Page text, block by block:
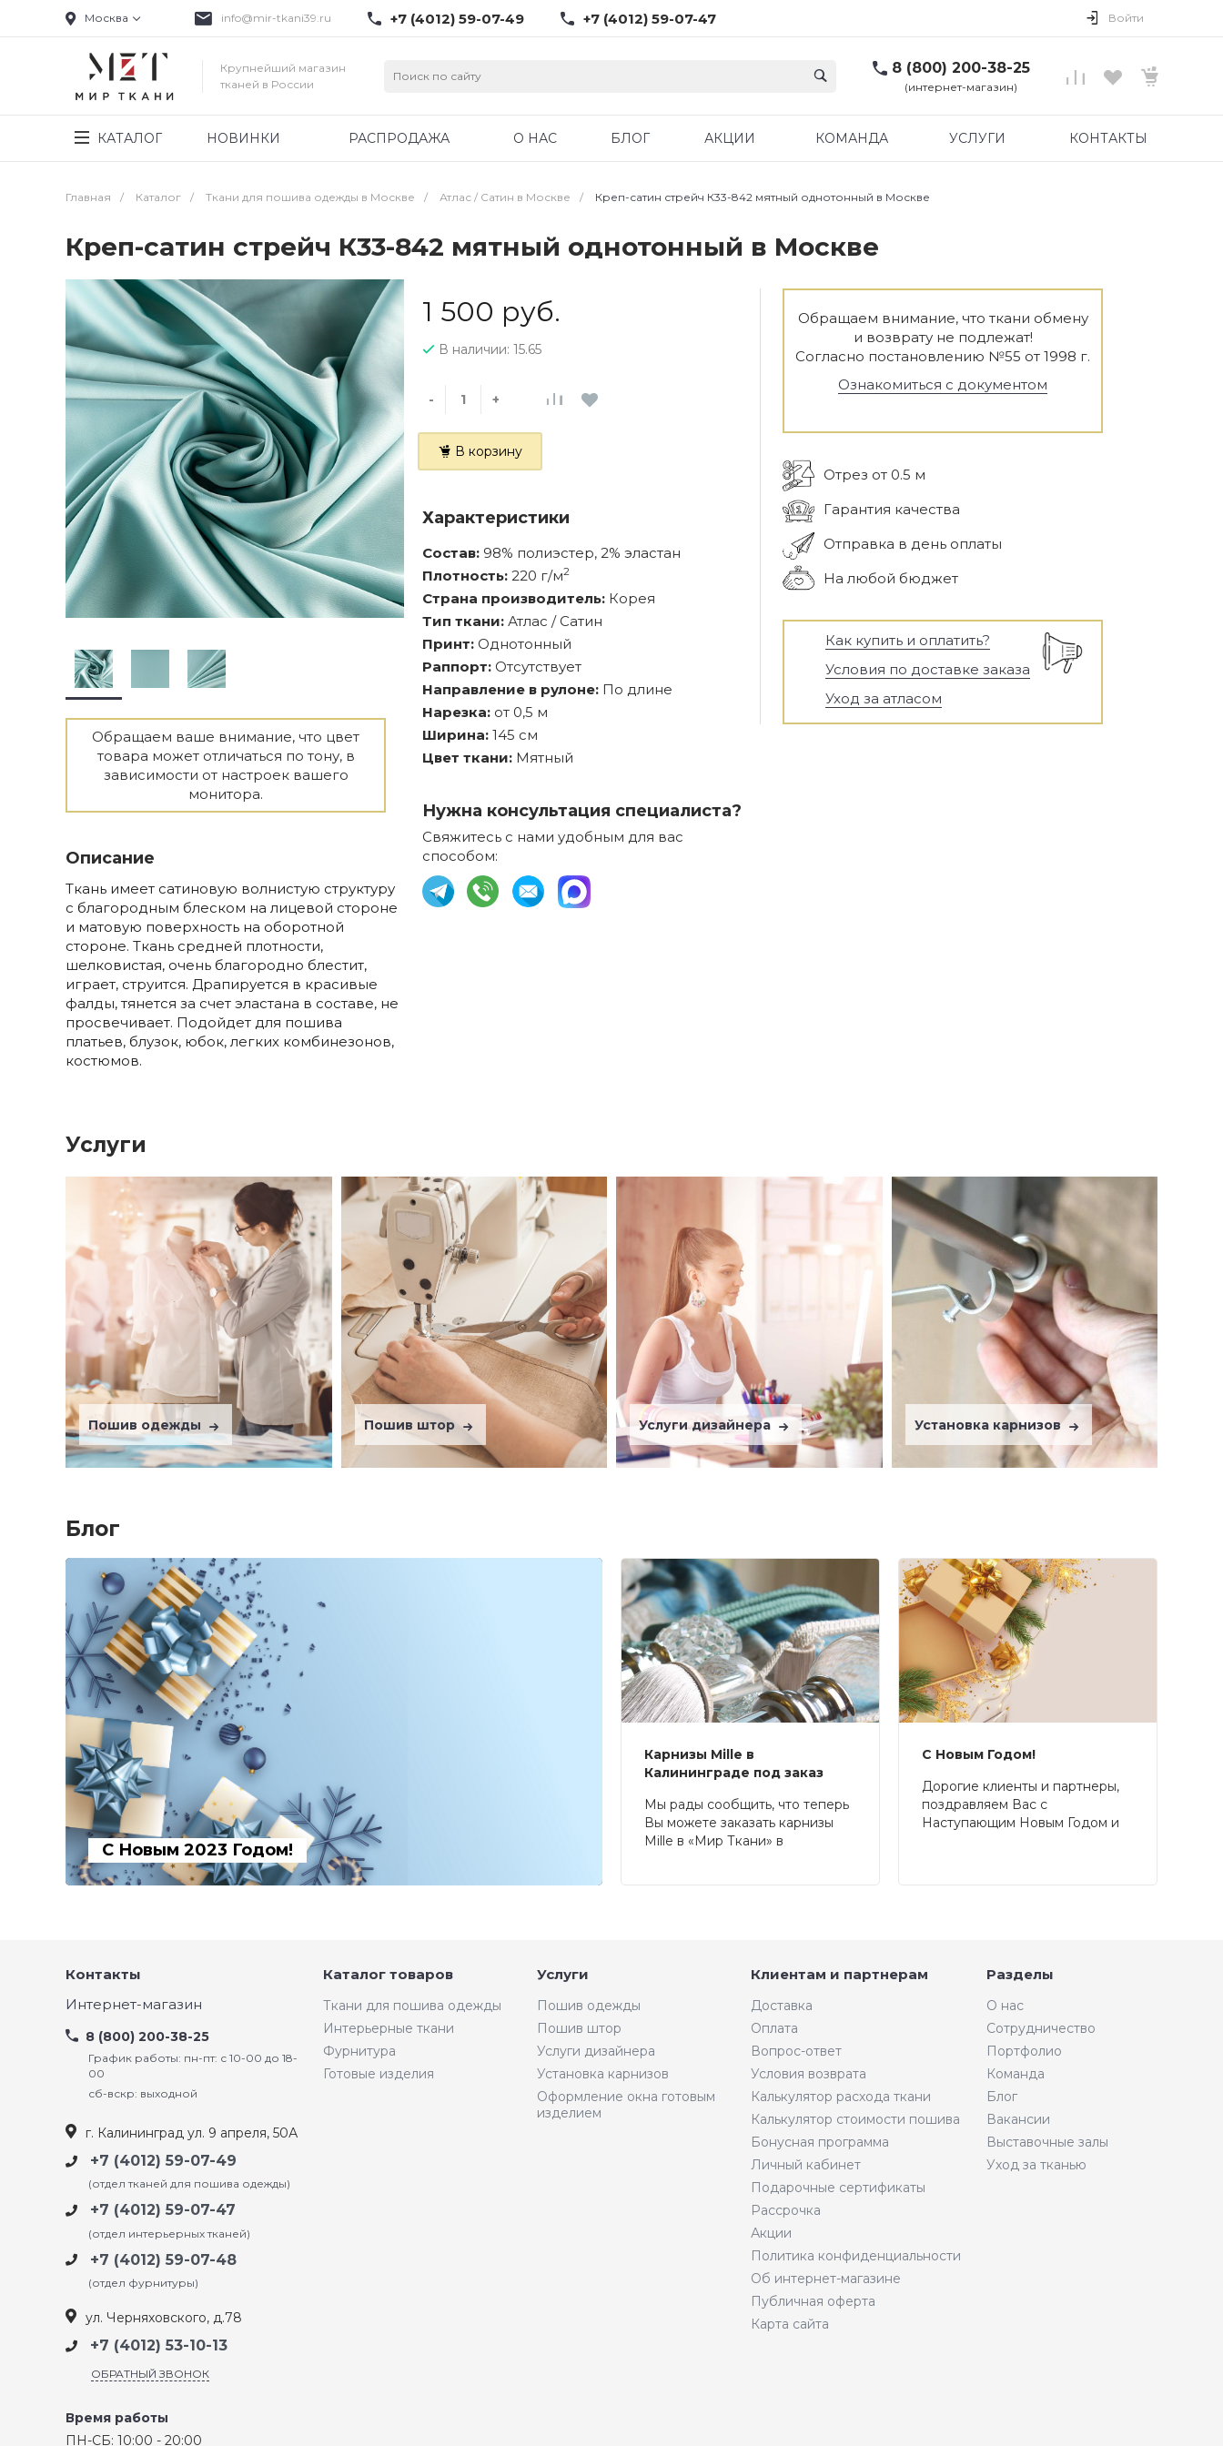
Москва info@mir-tkani39.ru +7 (4012) 59-07-49 +7 (4012) 59-07-47 Войти
Крупнейший магазин
тканей в России
8 (800) 200-38-25
(интернет-магазин)
КАТАЛОГ НОВИНКИ РАСПРОДАЖА О НАС БЛОГ АКЦИИ КОМАНДА УСЛУГИ КОНТАКТЫ
Главная / Каталог / Ткани для пошива одежды в Москве / Атлас / Cатин в Москве / Креп-сатин стрейч К33-842 мятный однотонный в Москве
Креп-сатин стрейч К33-842 мятный однотонный в Москве
Обращаем ваше внимание, что цвет
товара может отличаться по тону, в
зависимости от настроек вашего
монитора.
Описание
Ткань имеет сатиновую волнистую структуру
с благородным блеском на лицевой стороне
и матовую поверхность на оборотной
стороне. Ткань средней плотности,
шелковистая, очень благородно блестит,
играет, струится. Драпируется в красивые
фалды, тянется за счет эластана в составе, не
просвечивает. Подойдет для пошива
платьев, блузок, юбок, легких комбинезонов,
костюмов.
1 500 руб.
В наличии: 15.65
- +
В корзину
Характеристики
Состав: 98% полиэстер, 2% эластан
Плотность: 220 г/м2
Страна производитель: Корея
Тип ткани: Атлас / Сатин
Принт: Однотонный
Раппорт: Отсутствует
Направление в рулоне: По длине
Нарезка: от 0,5 м
Ширина: 145 см
Цвет ткани: Мятный
Нужна консультация специалиста?
Свяжитесь с нами удобным для вас
способом:
Обращаем внимание, что ткани обмену
и возврату не подлежат!
Согласно постановлению №55 от 1998 г.
Ознакомиться с документом
Отрез от 0.5 м
Гарантия качества
Отправка в день оплаты
На любой бюджет
Как купить и оплатить?
Условия по доставке заказа
Уход за атласом
Услуги
Пошив одежды Пошив штор Услуги дизайнера Установка карнизов
Блог
С Новым 2023 Годом!
Карнизы Mille в
Калининграде под заказ
Мы рады сообщить, что теперь
Вы можете заказать карнизы
Mille в «Мир Ткани» в
С Новым Годом!
Дорогие клиенты и партнеры,
поздравляем Вас с
Наступающим Новым Годом и
Контакты
Интернет-магазин
8 (800) 200-38-25
График работы: пн-пт: с 10-00 до 18-
00
сб-вскр: выходной
г. Калининград ул. 9 апреля, 50А
+7 (4012) 59-07-49
(отдел тканей для пошива одежды)
+7 (4012) 59-07-47
(отдел интерьерных тканей)
+7 (4012) 59-07-48
(отдел фурнитуры)
ул. Черняховского, д.78
+7 (4012) 53-10-13
ОБРАТНЫЙ ЗВОНОК
Время работы
ПН-СБ: 10:00 - 20:00
Каталог товаров
Ткани для пошива одежды
Интерьерные ткани
Фурнитура
Готовые изделия
Услуги
Пошив одежды
Пошив штор
Услуги дизайнера
Установка карнизов
Оформление окна готовым
изделием
Клиентам и партнерам
Доставка
Оплата
Вопрос-ответ
Условия возврата
Калькулятор расхода ткани
Калькулятор стоимости пошива
Бонусная программа
Личный кабинет
Подарочные сертификаты
Рассрочка
Акции
Политика конфиденциальности
Об интернет-магазине
Публичная оферта
Карта сайта
Разделы
О нас
Сотрудничество
Портфолио
Команда
Блог
Вакансии
Выставочные залы
Уход за тканью